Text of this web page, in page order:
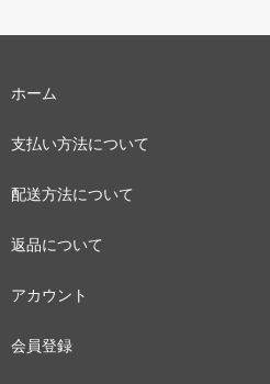
ホーム
支払い方法について
配送方法について
返品について
アカウント
会員登録